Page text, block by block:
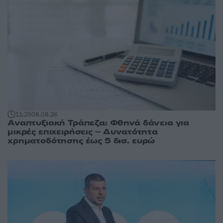
11:2508.08.26
Αναπτυξιακή Τράπεζα: Φθηνά δάνεια για
μικρές επιχειρήσεις – Δυνατότητα
χρηματοδότησης έως 5 δισ. ευρώ